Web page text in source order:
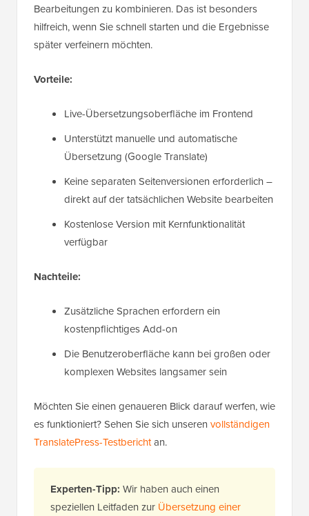
Bearbeitungen zu kombinieren. Das ist besonders
hilfreich, wenn Sie schnell starten und die Ergebnisse
später verfeinern möchten.
Vorteile:
Live-Übersetzungsoberfläche im Frontend
Unterstützt manuelle und automatische
Übersetzung (Google Translate)
Keine separaten Seitenversionen erforderlich –
direkt auf der tatsächlichen Website bearbeiten
Kostenlose Version mit Kernfunktionalität
verfügbar
Nachteile:
Zusätzliche Sprachen erfordern ein
kostenpflichtiges Add-on
Die Benutzeroberfläche kann bei großen oder
komplexen Websites langsamer sein
Möchten Sie einen genaueren Blick darauf werfen, wie
es funktioniert? Sehen Sie sich unseren vollständigen
TranslatePress-Testberichtan.
Experten-Tipp: Wir haben auch einen
speziellen Leitfaden zur Übersetzung einer